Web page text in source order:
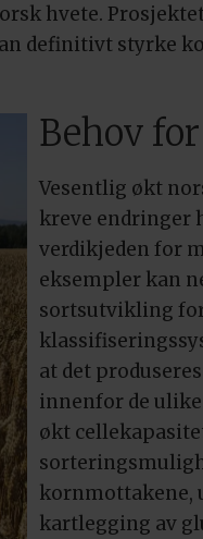
hvete.
definitivt styrke
Behov
Vesentlig økt
kreve endringer
verdikjeden for
eksempler kan
sortsutvikling
at det
innenfor de
økt
kornmottakene,
kartlegging av